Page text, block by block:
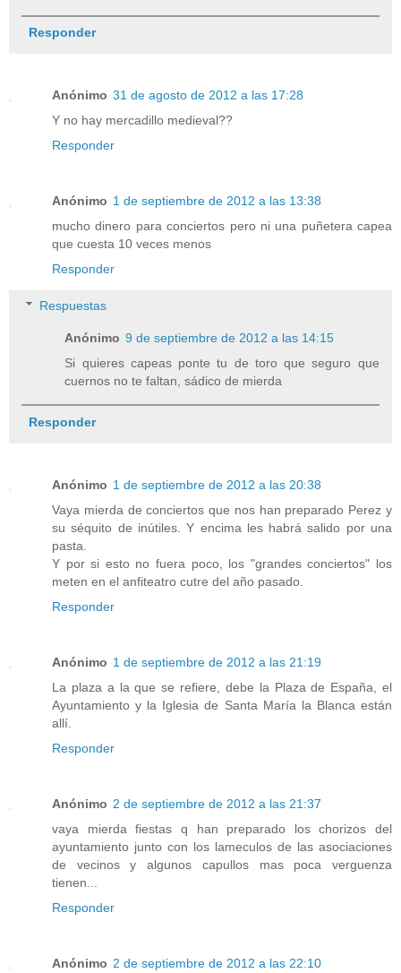
Responder
Anónimo 31 de agosto de 2012 a las 17:28
Y no hay mercadillo medieval??
Responder
Anónimo 1 de septiembre de 2012 a las 13:38
mucho dinero para conciertos pero ni una puñetera capea
que cuesta 10 veces menos
Responder
Respuestas
Anónimo 9 de septiembre de 2012 a las 14:15
Si quieres capeas ponte tu de toro que seguro que
cuernos no te faltan, sádico de mierda
Responder
Anónimo 1 de septiembre de 2012 a las 20:38
Vaya mierda de conciertos que nos han preparado Perez y
su séquito de inútiles. Y encima les habrá salido por una
pasta.
Y por si esto no fuera poco, los "grandes conciertos" los
meten en el anfiteatro cutre del año pasado.
Responder
Anónimo 1 de septiembre de 2012 a las 21:19
La plaza a la que se refiere, debe la Plaza de España, el
Ayuntamiento y la Iglesia de Santa María la Blanca están
allí.
Responder
Anónimo 2 de septiembre de 2012 a las 21:37
vaya mierda fiestas q han preparado los chorizos del
ayuntamiento junto con los lameculos de las asociaciones
de vecinos y algunos capullos mas poca verguenza
tienen...
Responder
Anónimo 2 de septiembre de 2012 a las 22:10